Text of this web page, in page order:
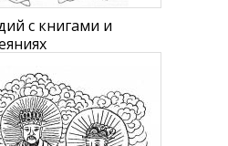
с книгами и